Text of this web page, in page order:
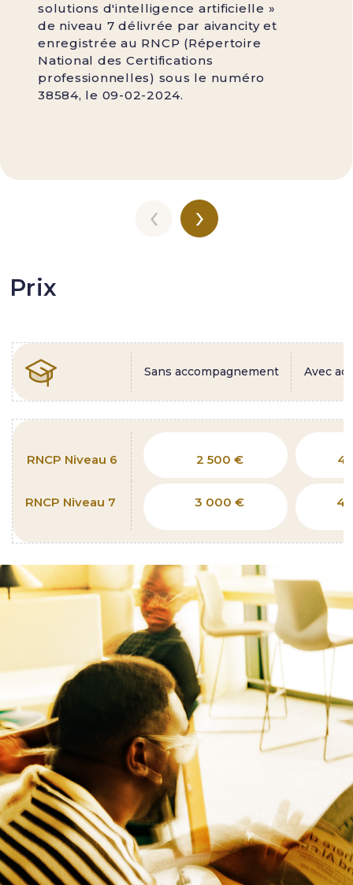
solutions d'intelligence artificielle »
de niveau 7 délivrée par aivancity et
enregistrée au RNCP (Répertoire
National des Certifications
professionnelles) sous le numéro
38584, le 09-02-2024.
‹ ›
Prix
Sans accompagnement Avec
RNCP Niveau 6 2 500 € 4
RNCP Niveau 7 3 000 € 4